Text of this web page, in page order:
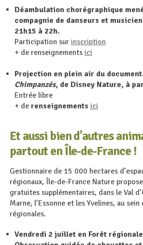
Déambulation chorégraphique
compagnie de danseurs et
21h15 à 22h.
Participation sur inscription
+ de renseignements ici
Projection en plein air du
Chimpanzés, de Disney Nature, à
Entrée libre
+ de renseignements ici
Et aussi bien d’autres
partout en Île-de-France !
Gestionnaire de 15 000 hectares
régionaux, Île-de-France Nature
gratuites supplémentaires, dans le Val
Marne, l’Essonne et les Yvelines, au
régionales.
Vendredi 2 juillet en Forêt régionale